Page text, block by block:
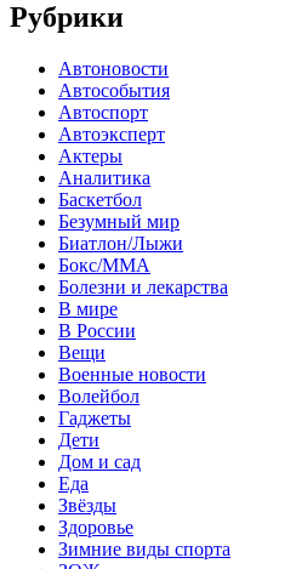
Рубрики
Автоновости
Автособытия
Автоспорт
Автоэксперт
Актеры
Аналитика
Баскетбол
Безумный мир
Биатлон/Лыжи
Бокс/MMA
Болезни и лекарства
В мире
В России
Вещи
Военные новости
Волейбол
Гаджеты
Дети
Дом и сад
Еда
Звёзды
Здоровье
Зимние виды спорта